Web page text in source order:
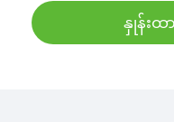
နှုန်းထာ